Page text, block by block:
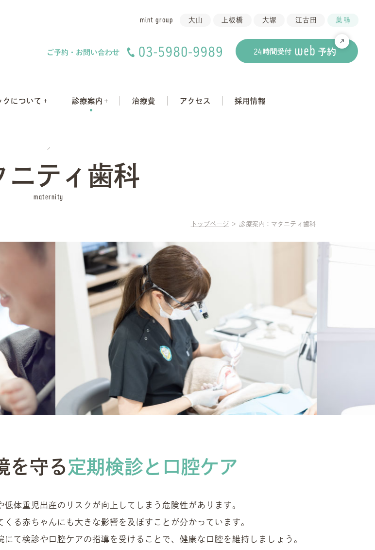
mint group 大山 上板橋 大塚 江古田 巣鴨
クについて 診療案内 治療費 アクセス 採用情報
ニティ歯科
maternity
トップページ 診療案内：マタニティ歯科
を守る 定期検診と口腔ケア
体重児出産のリスクが向上してしまう危険性があります。
る赤ちゃんにも大きな影響を及ぼすことが分かっています。
にて検診や口腔ケアの指導を受けることで、健康な口腔を維持しましょう。